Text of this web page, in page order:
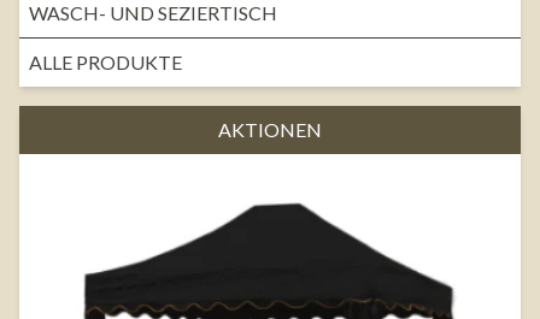
WASCH- UND SEZIERTISCH
ALLE PRODUKTE
AKTIONEN